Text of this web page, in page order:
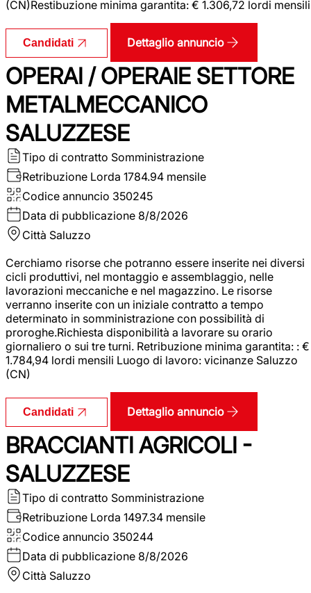
(CN)Restibuzione minima garantita: € 1.306,72 lordi mensili
Candidati Dettaglio annuncio
OPERAI / OPERAIE SETTORE
METALMECCANICO
SALUZZESE
Tipo di contratto Somministrazione
Retribuzione Lorda 1784.94 mensile
Codice annuncio 350245
Data di pubblicazione 8/8/2026
Città Saluzzo
Cerchiamo risorse che potranno essere inserite nei diversi
cicli produttivi, nel montaggio e assemblaggio, nelle
lavorazioni meccaniche e nel magazzino. Le risorse
verranno inserite con un iniziale contratto a tempo
determinato in somministrazione con possibilità di
proroghe.Richiesta disponibilità a lavorare su orario
giornaliero o sui tre turni. Retribuzione minima garantita: : €
1.784,94 lordi mensili Luogo di lavoro: vicinanze Saluzzo
(CN)
Candidati Dettaglio annuncio
BRACCIANTI AGRICOLI -
SALUZZESE
Tipo di contratto Somministrazione
Retribuzione Lorda 1497.34 mensile
Codice annuncio 350244
Data di pubblicazione 8/8/2026
Città Saluzzo